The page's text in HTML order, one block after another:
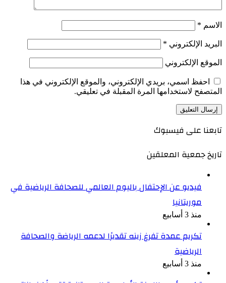
الاسم *
البريد الإلكتروني *
الموقع الإلكتروني
احفظ اسمي، بريدي الإلكتروني، والموقع الإلكتروني في هذا
المتصفح لاستخدامها المرة المقبلة في تعليقي.
تابعنا على فيسبوك
تاريخ جمعية المعلقين
فيديو عن الإحتفال باليوم العالمي للصحافة الرياضية في
موريتانيا
منذ 3 أسابيع
تكريم عمدة تفرغ زينه تقديرًا لدعمه الرياضة والصحافة
الرياضية
منذ 3 أسابيع